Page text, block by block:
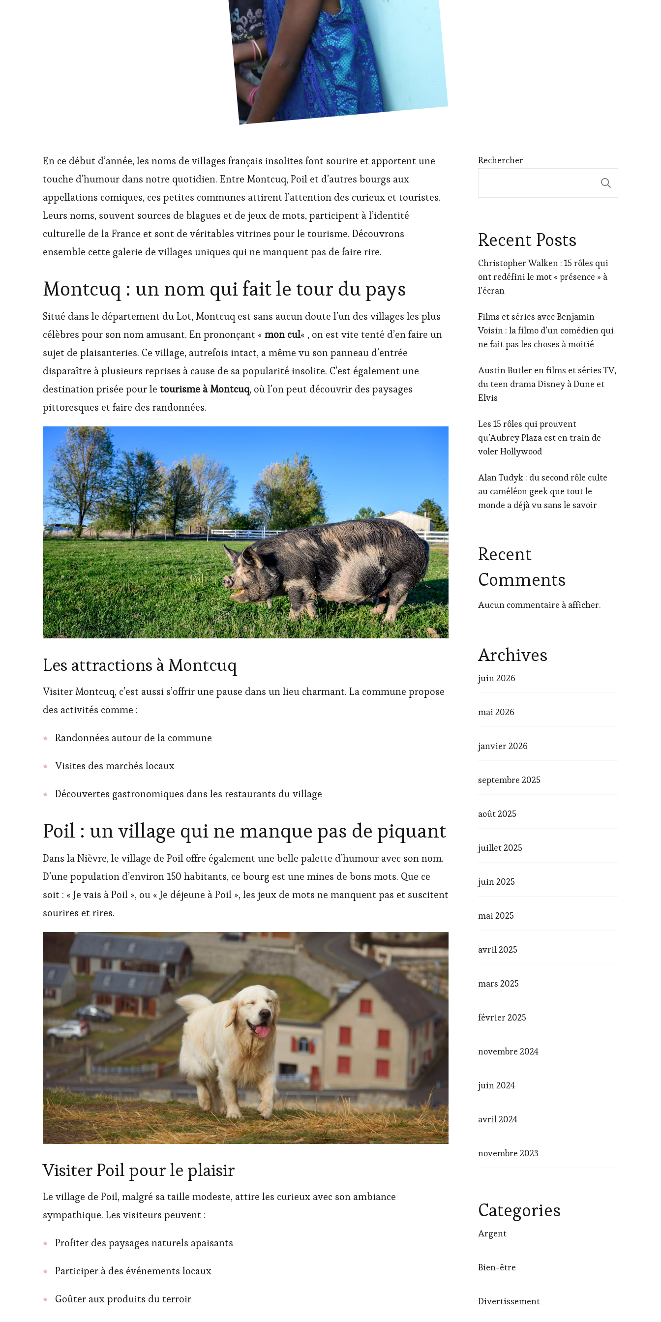
En ce début d’année, les noms de villages français insolites font sourire et apportent une
touche d’humour dans notre quotidien. Entre Montcuq, Poil et d’autres bourgs aux
appellations comiques, ces petites communes attirent l’attention des curieux et touristes.
Leurs noms, souvent sources de blagues et de jeux de mots, participent à l’identité
culturelle de la France et sont de véritables vitrines pour le tourisme. Découvrons
ensemble cette galerie de villages uniques qui ne manquent pas de faire rire.
Montcuq : un nom qui fait le tour du pays
Situé dans le département du Lot, Montcuq est sans aucun doute l’un des villages les plus
célèbres pour son nom amusant. En prononçant « mon cul« , on est vite tenté d’en faire un
sujet de plaisanteries. Ce village, autrefois intact, a même vu son panneau d’entrée
disparaître à plusieurs reprises à cause de sa popularité insolite. C’est également une
destination prisée pour le tourisme à Montcuq, où l’on peut découvrir des paysages
pittoresques et faire des randonnées.
Les attractions à Montcuq
Visiter Montcuq, c’est aussi s’offrir une pause dans un lieu charmant. La commune propose
des activités comme :
Randonnées autour de la commune
Visites des marchés locaux
Découvertes gastronomiques dans les restaurants du village
Poil : un village qui ne manque pas de piquant
Dans la Nièvre, le village de Poil offre également une belle palette d’humour avec son nom.
D’une population d’environ 150 habitants, ce bourg est une mines de bons mots. Que ce
soit : « Je vais à Poil », ou « Je déjeune à Poil », les jeux de mots ne manquent pas et suscitent
sourires et rires.
Visiter Poil pour le plaisir
Le village de Poil, malgré sa taille modeste, attire les curieux avec son ambiance
sympathique. Les visiteurs peuvent :
Profiter des paysages naturels apaisants
Participer à des événements locaux
Goûter aux produits du terroir
Rechercher
Recent Posts
Christopher Walken : 15 rôles qui
ont redéfini le mot « présence » à
l’écran
Films et séries avec Benjamin
Voisin : la filmo d’un comédien qui
ne fait pas les choses à moitié
Austin Butler en films et séries TV,
du teen drama Disney à Dune et
Elvis
Les 15 rôles qui prouvent
qu’Aubrey Plaza est en train de
voler Hollywood
Alan Tudyk : du second rôle culte
au caméléon geek que tout le
monde a déjà vu sans le savoir
Recent
Comments
Aucun commentaire à afficher.
Archives
juin 2026
mai 2026
janvier 2026
septembre 2025
août 2025
juillet 2025
juin 2025
mai 2025
avril 2025
mars 2025
février 2025
novembre 2024
juin 2024
avril 2024
novembre 2023
Categories
Argent
Bien-être
Divertissement